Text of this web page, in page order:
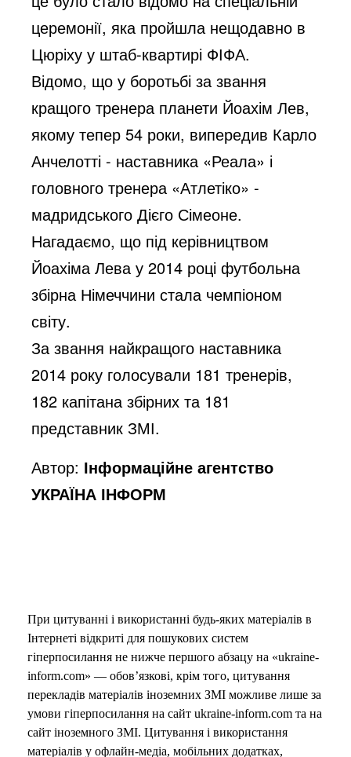
церемонії, яка пройшла нещодавно в
Цюріху у штаб-квартирі ФІФА.
Відомо, що у боротьбі за звання
кращого тренера планети Йоахім Лев,
якому тепер 54 роки, випередив Карло
Анчелотті - наставника «Реала» і
головного тренера «Атлетіко» -
мадридського Дієго Сімеоне.
Нагадаємо, що під керівництвом
Йоахіма Лева у 2014 році футбольна
збірна Німеччини стала чемпіоном
світу.
За звання найкращого наставника
2014 року голосували 181 тренерів,
182 капітана збірних та 181
представник ЗМІ.
Автор: Інформаційне агентство
УКРАЇНА ІНФОРМ
При цитуванні і використанні будь-яких матеріалів в
Інтернеті відкриті для пошукових систем
гіперпосилання не нижче першого абзацу на «ukraine-
inform.com» — обов’язкові, крім того, цитування
перекладів матеріалів іноземних ЗМІ можливе лише за
умови гіперпосилання на сайт ukraine-inform.com та на
сайт іноземного ЗМІ. Цитування і використання
матеріалів у офлайн-медіа, мобільних додатках,